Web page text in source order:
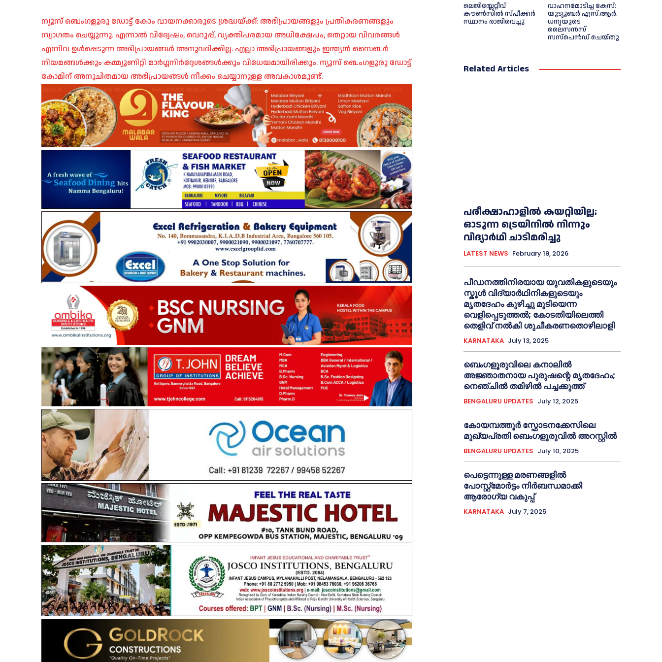
ന്യൂസ് ബെംഗളൂരു ഡോട്ട് കോം വായനക്കാരുടെ ശ്രദ്ധയ്ക്ക്: അഭിപ്രായങ്ങളും പ്രതികരണങ്ങളും
സ്വാഗതം ചെയ്യുന്നു. എന്നാൽ വിദ്വേഷം, വെറുപ്പ്, വ്യക്തിപരമായ അധിക്ഷേപം, തെറ്റായ വിവരങ്ങൾ
എന്നിവ ഉൾപ്പെടുന്ന അഭിപ്രായങ്ങൾ അനുവദിക്കില്ല. എല്ലാ അഭിപ്രായങ്ങളും ഇന്ത്യൻ സൈബർ
നിയമങ്ങൾക്കും കമ്മ്യൂണിറ്റി മാർഗ്ഗനിർദ്ദേശങ്ങൾക്കും വിധേയമായിരിക്കും. ന്യൂസ് ബെംഗളൂരു ഡോട്ട്
കോമിന് അനുചിതമായ അഭിപ്രായങ്ങൾ നീക്കം ചെയ്യാനുള്ള അവകാശമുണ്ട്.
ലെജിസ്ലേറ്റീവ്
കൗൺസിൽ സ്പീക്കർ
സ്ഥാനം രാജിവെച്ചു
വാഹനമോടിച്ച കേസ്:
യൂട്യൂബർ എസ്.ആർ.
ധന്യയുടെ
ലൈസൻസ്
സസ്‌പെൻഡ് ചെയ്തു
Related Articles
പരീക്ഷാഹാളിൽ കയറ്റിയില്ല;
ഓടുന്ന ട്രെയിനിൽ നിന്നും
വിദ്യാർഥി ചാടിമരിച്ചു
LATEST NEWS February 19, 2026
പീഡനത്തിനിരയായ യുവതികളുടെയും
സ്കൂൾ വിദ്യാർഥിനികളുടെയും
മൃതദേഹം കുഴിച്ചു മൂടിയെന്ന
വെളിപ്പെടുത്തൽ; കോടതിയിലെത്തി
തെളിവ് നൽകി ശുചീകരണതൊഴിലാളി
KARNATAKA July 13, 2025
ബെംഗളൂരുവിലെ കനാലിൽ
അജ്ഞാതനായ പുരുഷന്റെ മൃതദേഹം;
നെഞ്ചിൽ തമിഴിൽ പച്ചക്കുത്ത്
BENGALURU UPDATES July 12, 2025
കോയമ്പത്തൂർ സ്ഫോടനക്കേസിലെ
മുഖ്യപ്രതി ബെംഗളൂരുവിൽ അറസ്റ്റിൽ
BENGALURU UPDATES July 10, 2025
പെട്ടെന്നുള്ള മരണങ്ങളിൽ
പോസ്റ്റ്മോർട്ടം നിർബന്ധമാക്കി
ആരോഗ്യ വകുപ്പ്
KARNATAKA July 7, 2025